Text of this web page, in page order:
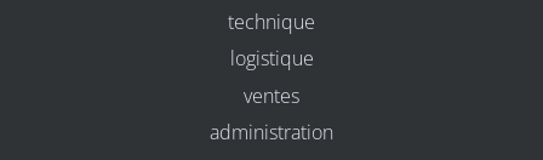
technique
logistique
ventes
administration